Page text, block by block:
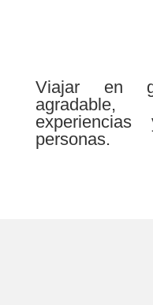
Viajar en
personas.